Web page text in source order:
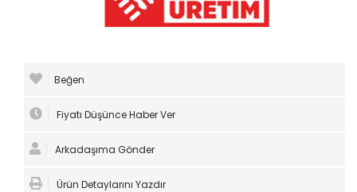
Beğen
Fiyatı Düşünce Haber Ver
Arkadaşıma Gönder
Ürün Detaylarını Yazdır